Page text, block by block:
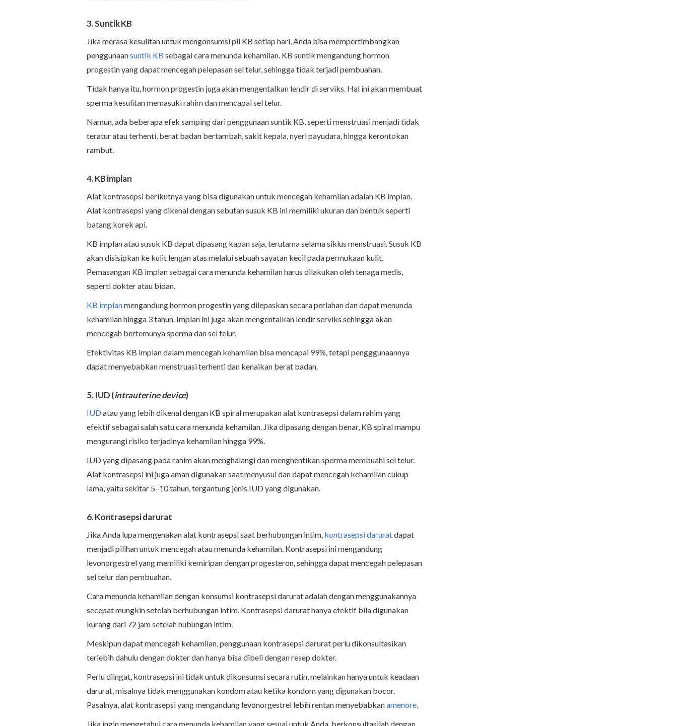
3. Suntik KB
Jika merasa kesulitan untuk mengonsumsi pil KB setiap hari, Anda bisa mempertimbangkan
penggunaansuntik KB sebagai cara menunda kehamilan. KB suntik mengandung hormon
progestin yang dapat mencegah pelepasan sel telur, sehingga tidak terjadi pembuahan.
Tidak hanya itu, hormon progestin juga akan mengentalkan lendir di serviks. Hal ini akan membuat
sperma kesulitan memasuki rahim dan mencapai sel telur.
Namun, ada beberapa efek samping dari penggunaan suntik KB, seperti menstruasi menjadi tidak
teratur atau terhenti, berat badan bertambah, sakit kepala, nyeri payudara, hingga kerontokan
rambut.
4. KB implan
Alat kontrasepsi berikutnya yang bisa digunakan untuk mencegah kehamilan adalah KB implan.
Alat kontrasepsi yang dikenal dengan sebutan susuk KB ini memiliki ukuran dan bentuk seperti
batang korek api.
KB implan atau susuk KB dapat dipasang kapan saja, terutama selama siklus menstruasi. Susuk KB
akan disisipkan ke kulit lengan atas melalui sebuah sayatan kecil pada permukaan kulit.
Pemasangan KB implan sebagai cara menunda kehamilan harus dilakukan oleh tenaga medis,
seperti dokter atau bidan.
KB implanmengandung hormon progestin yang dilepaskan secara perlahan dan dapat menunda
kehamilan hingga 3 tahun. Implan ini juga akan mengentalkan lendir serviks sehingga akan
mencegah bertemunya sperma dan sel telur.
Efektivitas KB implan dalam mencegah kehamilan bisa mencapai 99%, tetapi pengggunaannya
dapat menyebabkan menstruasi terhenti dan kenaikan berat badan.
5. IUD (intrauterine device)
IUDatau yang lebih dikenal dengan KB spiralmerupakan alat kontrasepsidalam rahim yang
efektif sebagai salah satu cara menunda kehamilan. Jika dipasang dengan benar, KB spiral mampu
mengurangi risiko terjadinya kehamilan hingga 99%.
IUD yang dipasang pada rahim akan menghalangi dan menghentikan sperma membuahi sel telur.
Alat kontrasepsi ini juga aman digunakan saat menyusui dan dapat mencegah kehamilan cukup
lama, yaitu sekitar 5–10 tahun, tergantung jenis IUD yang digunakan.
6. Kontrasepsi darurat
Jika Anda lupa mengenakan alat kontrasepsi saat berhubungan intim, kontrasepsi daruratdapat
menjadi pilihanuntuk mencegah atau menunda kehamilan. Kontrasepsi ini mengandung
levonorgestrel yang memiliki kemiripan dengan progesteron, sehingga dapat mencegah pelepasan
sel telur dan pembuahan.
Cara menunda kehamilan dengan konsumsi kontrasepsi darurat adalah dengan menggunakannya
secepat mungkin setelah berhubungan intim. Kontrasepsi darurat hanya efektif bila digunakan
kurang dari 72 jam setelah hubungan intim.
Meskipun dapat mencegah kehamilan, penggunaan kontrasepsi darurat perlu dikonsultasikan
terlebih dahulu dengan dokter dan hanya bisa dibeli dengan resep dokter.
Perlu diingat, kontrasepsi ini tidak untuk dikonsumsi secara rutin, melainkan hanya untuk keadaan
darurat, misalnya tidak menggunakan kondom atau ketika kondom yang digunakan bocor.
Pasalnya, alat kontrasepsi yang mengandung levonorgestrel lebih rentan menyebabkanamenore.
Jika ingin mengetahui cara menunda kehamilan yang sesuai untuk Anda, berkonsultasilah dengan